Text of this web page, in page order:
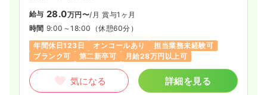
給与 28.0万円〜/月 賞与1ヶ月
時間 9:00～18:00 （休憩60分）
年間休日123日
オンコールあり
担当業務未経験可
ブランク可
第二新卒可 月給28万円以上可
気になる 詳細を見る